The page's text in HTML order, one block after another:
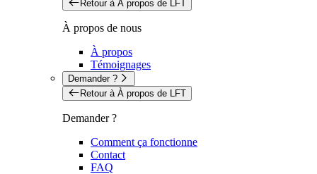
Retour à À propos de LFT
À propos de nous
À propos
Témoignages
Demander ?
Retour à À propos de LFT
Demander ?
Comment ça fonctionne
Contact
FAQ